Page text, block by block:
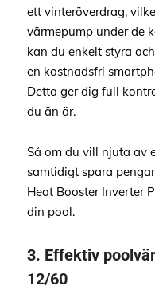
ett vinteröverdrag,
värmepump under de
kan du enkelt styra
en kostnadsfri
Detta ger dig full
du än är.
Så om du vill njuta av
samtidigt spara
Heat Booster Inverter
din pool.
3. Effektiv
12/60